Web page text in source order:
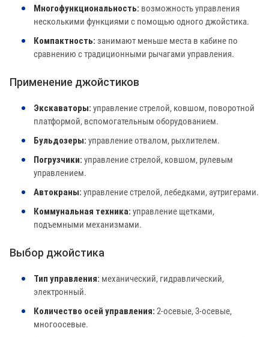
Многофункциональность: возможность управления
несколькими функциями с помощью одного джойстика.
Компактность: занимают меньше места в кабине по
сравнению с традиционными рычагами управления.
Применение джойстиков
Экскаваторы: управление стрелой, ковшом, поворотной
платформой, вспомогательным оборудованием.
Бульдозеры: управление отвалом, рыхлителем.
Погрузчики: управление стрелой, ковшом, рулевым
управлением.
Автокраны: управление стрелой, лебедками, аутригерами.
Коммунальная техника: управление щетками,
подъемными механизмами.
Выбор джойстика
Тип управления: механический, гидравлический,
электронный.
Количество осей управления: 2-осевые, 3-осевые,
многоосевые.